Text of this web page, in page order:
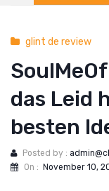
glint de review
das Leid
besten
Posted by :
On : November 10,